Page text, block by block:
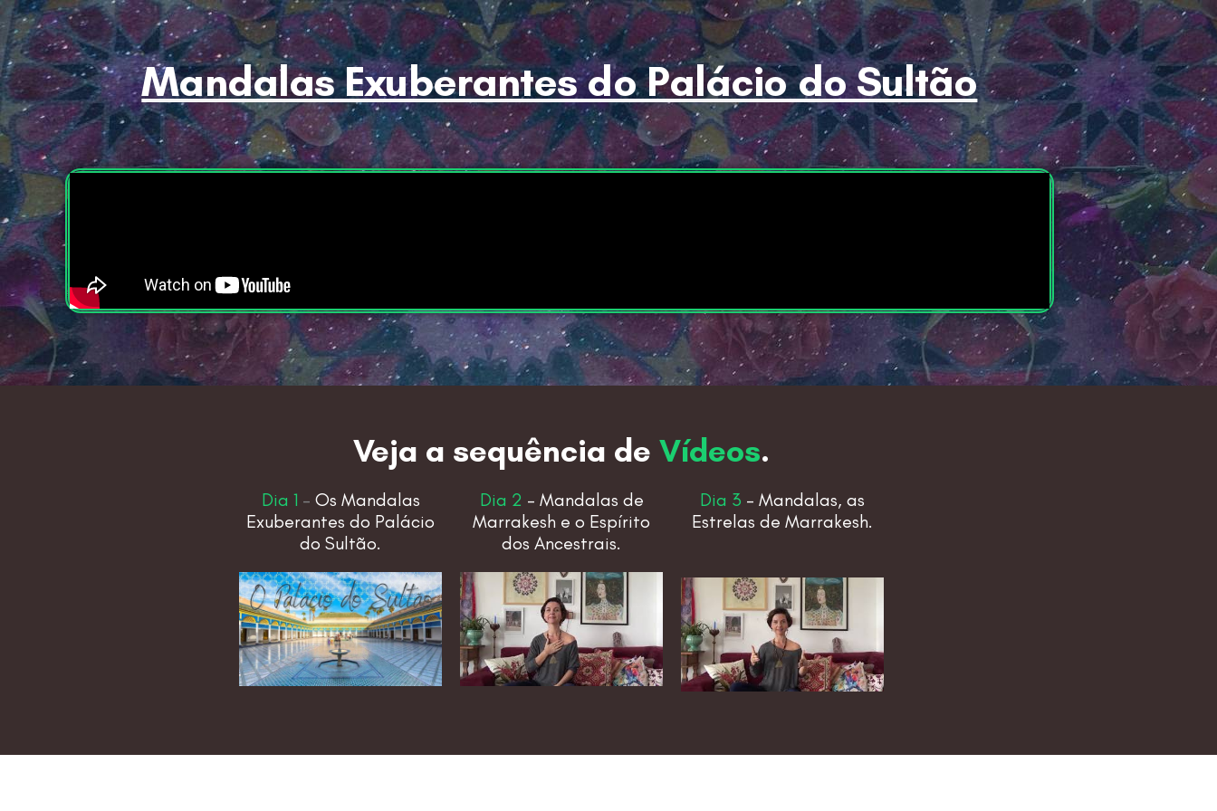
Mandalas Exuberantes do Palácio do Sultão
Veja a sequência de Vídeos.
Dia 1 – Os Mandalas
Exuberantes do Palácio
do Sultão.
Dia 2 – Mandalas de
Marrakesh e o Espírito
dos Ancestrais.
Dia 3 – Mandalas, as
Estrelas de Marrakesh.